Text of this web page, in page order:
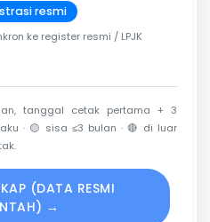
resmi
ke register resmi / LPJK
tanggal cetak pertama + 3
· 🟡 sisa ≤3 bulan · 🔴 di luar
(DATA RESMI
→